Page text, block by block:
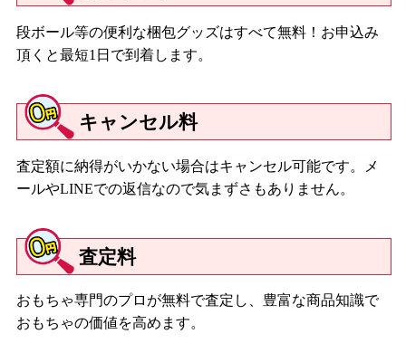
段ボール等の便利な梱包グッズはすべて無料！お申込み
頂くと最短1日で到着します。
キャンセル料
査定額に納得がいかない場合はキャンセル可能です。メ
ールやLINEでの返信なので気まずさもありません。
査定料
おもちゃ専門のプロが無料で査定し、豊富な商品知識で
おもちゃの価値を高めます。